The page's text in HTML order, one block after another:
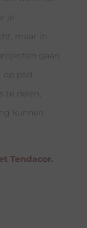
je
maar in
gaan
op pad.
te delen,
kunnen
Tendacor.